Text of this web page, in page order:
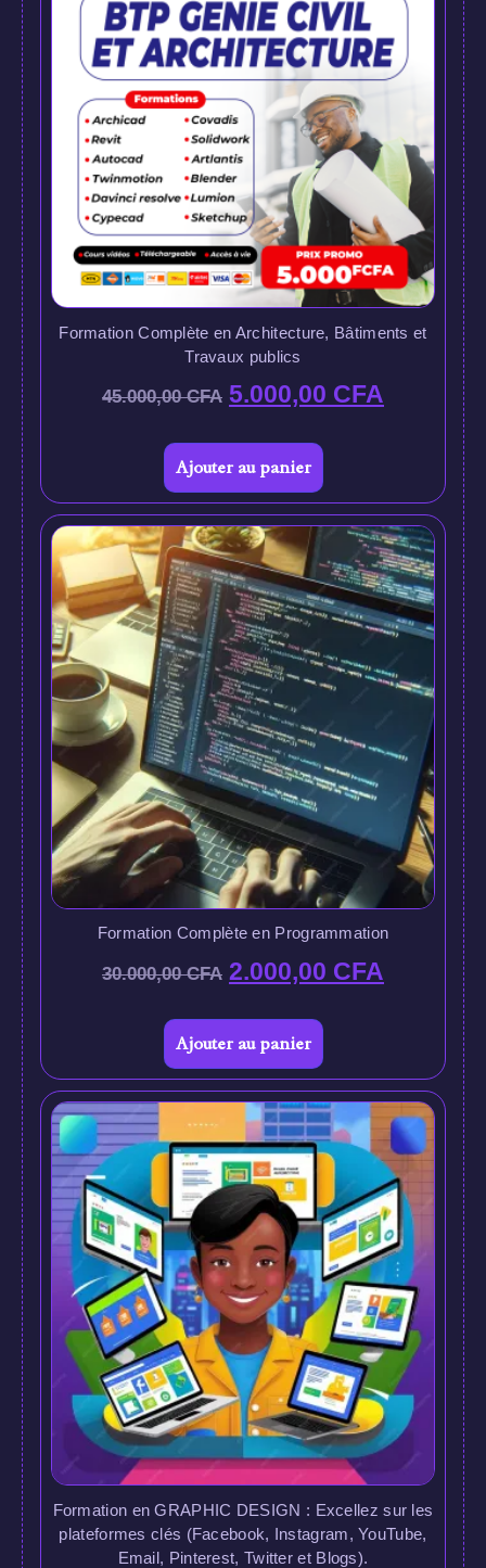
Formation Complète en Architecture, Bâtiments et
Travaux publics
45.000,00CFA 5.000,00 CFA
Ajouter au panier
Formation Complète en Programmation
30.000,00CFA 2.000,00 CFA
Ajouter au panier
Formation en GRAPHIC DESIGN : Excellez sur les
plateformes clés (Facebook, Instagram, YouTube,
Email, Pinterest, Twitter et Blogs).